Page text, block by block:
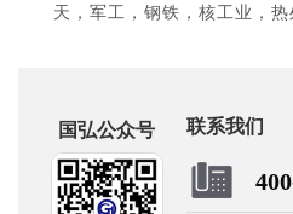
天，军工，钢铁，核工业，
国弘公众号 联系我们